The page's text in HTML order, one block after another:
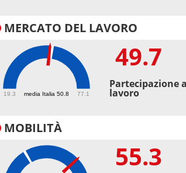
MERCATO DEL LAVORO
media Italia 50.8
19.3 77.1
49.7
Partecipazione
lavoro
MOBILITÀ
55.3